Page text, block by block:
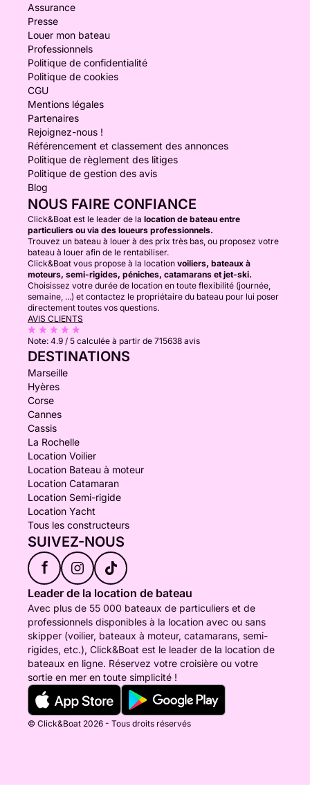
Assurance
Presse
Louer mon bateau
Professionnels
Politique de confidentialité
Politique de cookies
CGU
Mentions légales
Partenaires
Rejoignez-nous !
Référencement et classement des annonces
Politique de règlement des litiges
Politique de gestion des avis
Blog
NOUS FAIRE CONFIANCE
Click&Boat est le leader de la location de bateau entre
particuliers ou via des loueurs professionnels.
Trouvez un bateau à louer à des prix très bas, ou proposez votre
bateau à louer afin de le rentabiliser.
Click&Boat vous propose à la location voiliers, bateaux à
moteurs, semi-rigides, péniches, catamarans et jet-ski.
Choisissez votre durée de location en toute flexibilité (journée,
semaine, ...) et contactez le propriétaire du bateau pour lui poser
directement toutes vos questions.
AVIS CLIENTS
Note: 4.9 / 5 calculée à partir de 715638 avis
DESTINATIONS
Marseille
Hyères
Corse
Cannes
Cassis
La Rochelle
Location Voilier
Location Bateau à moteur
Location Catamaran
Location Semi-rigide
Location Yacht
Tous les constructeurs
SUIVEZ-NOUS
f
Leader de la location de bateau
Avec plus de 55 000 bateaux de particuliers et de
professionnels disponibles à la location avec ou sans
skipper (voilier, bateaux à moteur, catamarans, semi-
rigides, etc.), Click&Boat est le leader de la location de
bateaux en ligne. Réservez votre croisière ou votre
sortie en mer en toute simplicité !
© Click&Boat 2026 - Tous droits réservés